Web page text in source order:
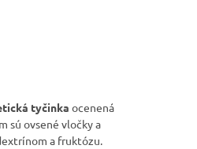
tyčinka ocenená
sú ovsené vločky a
a fruktózu.